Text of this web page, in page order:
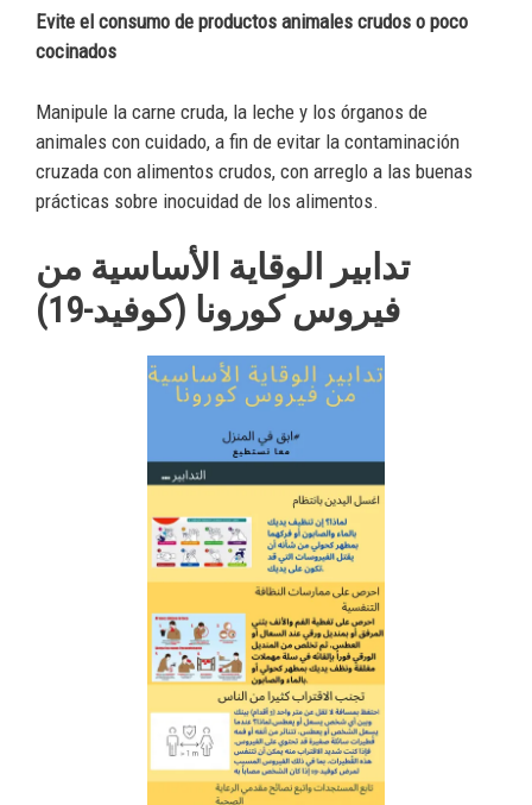
Evite el consumo de productos animales crudos o poco
cocinados
Manipule la carne cruda, la leche y los órganos de
animales con cuidado, a fin de evitar la contaminación
cruzada con alimentos crudos, con arreglo a las buenas
prácticas sobre inocuidad de los alimentos.
تدابير الوقاية الأساسية من
فيروس كورونا (كوفيد-19)